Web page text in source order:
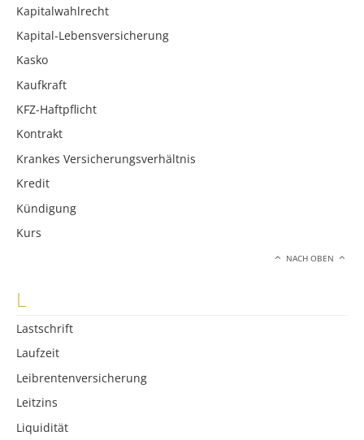
Kapitalwahlrecht
Kapital-Lebensversicherung
Kasko
Kaufkraft
KFZ-Haftpflicht
Kontrakt
Krankes Versicherungsverhältnis
Kredit
Kündigung
Kurs
NACH OBEN
L
Lastschrift
Laufzeit
Leibrentenversicherung
Leitzins
Liquidität